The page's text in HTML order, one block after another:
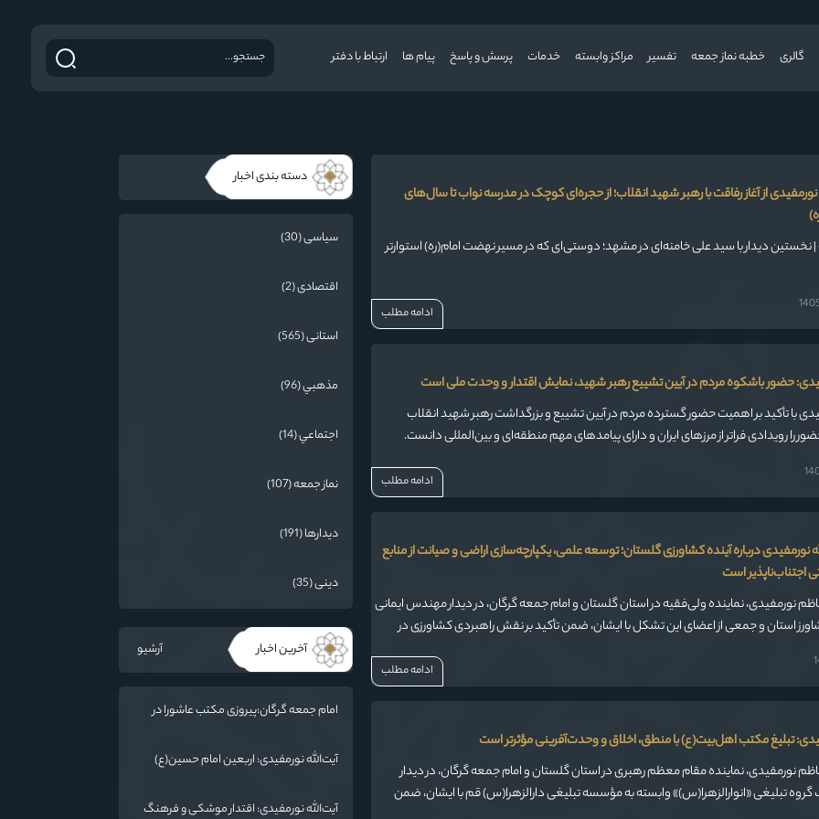
گالری خطبه نماز جمعه تفسیر مراکز وابسته خدمات پرسش و پاسخ پیام ها ارتباط با دفتر
نورمفیدی از آغاز رفاقت با رهبر شهید انقلاب؛ از حجره‌ای کوچک در مدرسه نواب تا سال‌های
دیدار با سید علی خامنه‌ای در مشهد؛ دوستی‌ای که در مسیر نهضت امام(ره) استوارتر
ادامه مطلب
حضور باشکوه مردم در آیین تشییع رهبر شهید، نمایش اقتدار و وحدت ملی است
با تأکید بر اهمیت حضور گسترده مردم در آیین تشییع و بزرگداشت رهبر شهید انقلاب
را رویدادی فراتر از مرزهای ایران و دارای پیامدهای مهم منطقه‌ای و بین‌المللی دانست.
ادامه مطلب
نورمفیدی درباره آینده کشاورزی گلستان؛ توسعه علمی، یکپارچه‌سازی اراضی و صیانت از منابع
اجتناب‌ناپذیر است
نورمفیدی، نماینده ولی‌فقیه در استان گلستان و امام جمعه گرگان، در دیدار مهندس ایمانی
استان و جمعی از اعضای این تشکل با ایشان، ضمن تأکید بر نقش راهبردی کشاورزی در
پایدار شد.
ادامه مطلب
تبلیغ مکتب اهل‌بیت(ع) با منطق، اخلاق و وحدت‌آفرینی مؤثرتر است
نورمفیدی، نماینده مقام معظم رهبری در استان گلستان و امام جمعه گرگان، در دیدار
تبلیغی «انوارالزهرا(س)» وابسته به مؤسسه تبلیغی دارالزهرا(س) قم با ایشان، ضمن
دسته بندی اخبار
سیاسی (30)
اقتصادی (2)
استانی (565)
مذهبي (96)
اجتماعي (14)
نماز جمعه (107)
دیدارها (191)
دینی (35)
آخرین اخبار آرشیو
امام جمعه گرگان:پیروزی مکتب عاشورا در
نمی‌شود
آیت‌الله نورمفیدی: اربعین امام حسین(ع)
اسلامی است/ تهمت به مسئولان حد شرعی
آیت‌الله نورمفیدی: اقتدار موشکی و فرهنگ